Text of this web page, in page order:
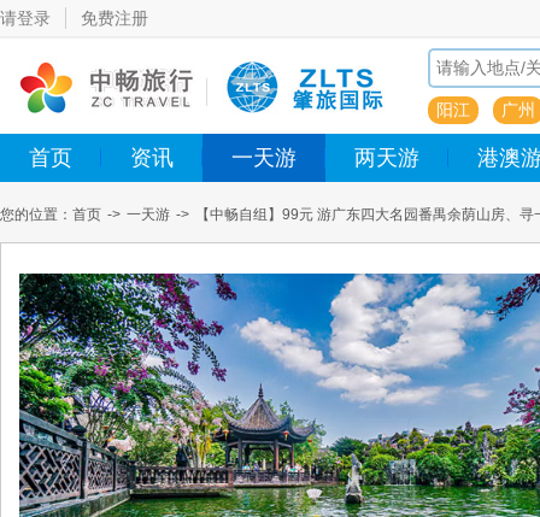
请登录 免费注册
阳江 广州
首页 资讯 一天游 两天游 港澳
您的位置： 首页 -> 一天游 -> 【中畅自组】99元 游广东四大名园番禺余荫山房、